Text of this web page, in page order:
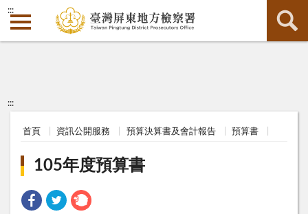
:::
:::
首頁 資訊公開服務 預算決算書及會計報告 預算書
105年度預算書